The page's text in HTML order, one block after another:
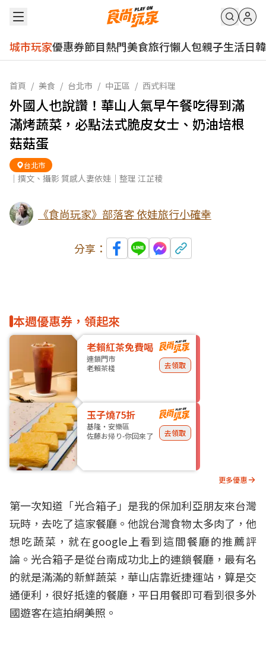
城市玩家優惠券節目熱門美食旅行懶人包親子生活日韓
首頁 / 美食 / 台北市 / 中正區 / 西式料理
外國人也說讚！華山人氣早午餐吃得到滿
滿烤蔬菜，必點法式脆皮女士、奶油培根
菇菇蛋
台北市
｜撰文、攝影 質感人妻依娃｜整理 江芷稜
《食尚玩家》部落客 依娃旅行小確幸
分享：
本週優惠券，領起來
老賴紅茶免費喝
連鎖門市
老賴茶棧
去領取
玉子燒75折
基隆・安樂區
佐藤お帰り-你回來了
去領取
更多優惠
第一次知道「光合箱子」是我的保加利亞朋友來台灣
玩時，去吃了這家餐廳。他說台灣食物太多肉了，他
想吃蔬菜，就在google上看到這間餐廳的推薦評
論。光合箱子是從台南成功北上的連鎖餐廳，最有名
的就是滿滿的新鮮蔬菜 ，華山店靠近捷運站，算是交
通便利，很好抵達的餐廳，平日用餐即可看到很多外
國遊客在這拍網美照。